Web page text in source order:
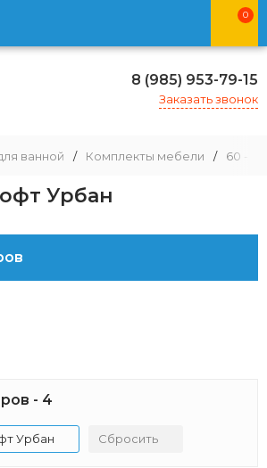
0
8 (985) 953-79-15
Заказать звонок
ванной / Комплекты мебели / 60 -
Урбан
- 4
Урбан Сбросить